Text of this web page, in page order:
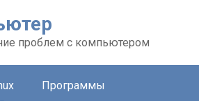
проблем с компьютером
Программы